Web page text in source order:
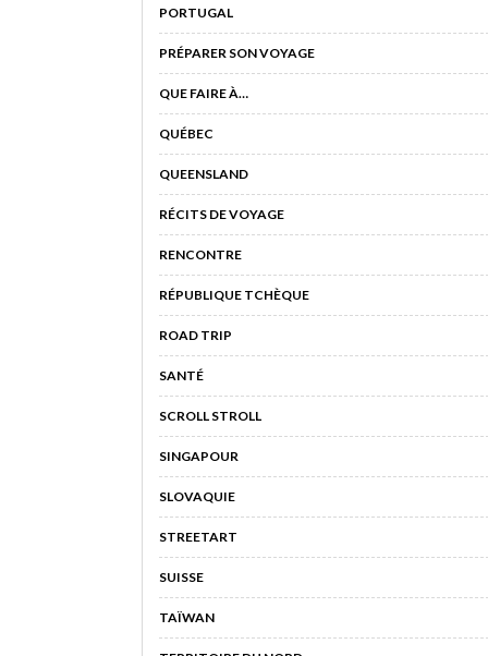
PORTUGAL
PRÉPARER SON VOYAGE
QUE FAIRE À…
QUÉBEC
QUEENSLAND
RÉCITS DE VOYAGE
RENCONTRE
RÉPUBLIQUE TCHÈQUE
ROAD TRIP
SANTÉ
SCROLL STROLL
SINGAPOUR
SLOVAQUIE
STREETART
SUISSE
TAÏWAN